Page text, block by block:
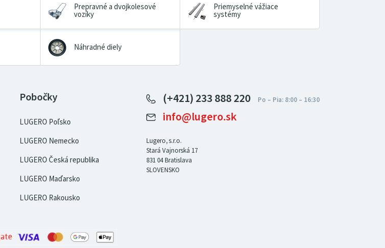
Prepravné a dvojkolesové
vozíky
Priemyselné vážiace
systémy
Náhradné diely
Pobočky
LUGERO Poľsko
LUGERO Nemecko
LUGERO Česká republika
LUGERO Maďarsko
LUGERO Rakousko
(+421) 233 888 220
info@lugero.sk
Lugero, s.r.o.
Stará Vajnorská 17
831 04Bratislava
SLOVENSKO